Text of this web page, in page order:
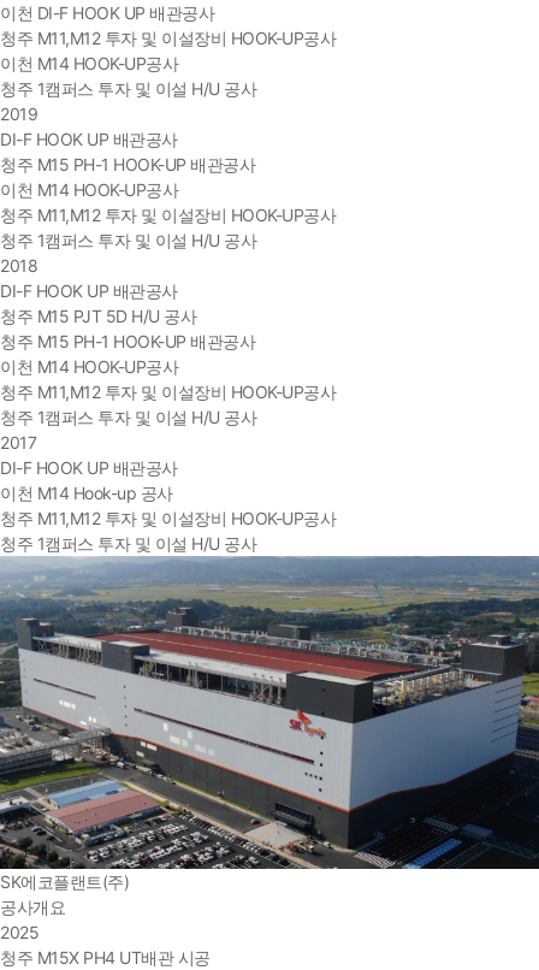
이천 DI-F HOOK UP 배관공사
청주 M11,M12 투자 및 이설장비 HOOK-UP공사
이천 M14 HOOK-UP공사
청주 1캠퍼스 투자 및 이설 H/U 공사
2019
DI-F HOOK UP 배관공사
청주 M15 PH-1 HOOK-UP 배관공사
이천 M14 HOOK-UP공사
청주 M11,M12 투자 및 이설장비 HOOK-UP공사
청주 1캠퍼스 투자 및 이설 H/U 공사
2018
DI-F HOOK UP 배관공사
청주 M15 PJT 5D H/U 공사
청주 M15 PH-1 HOOK-UP 배관공사
이천 M14 HOOK-UP공사
청주 M11,M12 투자 및 이설장비 HOOK-UP공사
청주 1캠퍼스 투자 및 이설 H/U 공사
2017
DI-F HOOK UP 배관공사
이천 M14 Hook-up 공사
청주 M11,M12 투자 및 이설장비 HOOK-UP공사
청주 1캠퍼스 투자 및 이설 H/U 공사
SK에코플랜트(주)
공사개요
2025
청주 M15X PH4 UT배관 시공